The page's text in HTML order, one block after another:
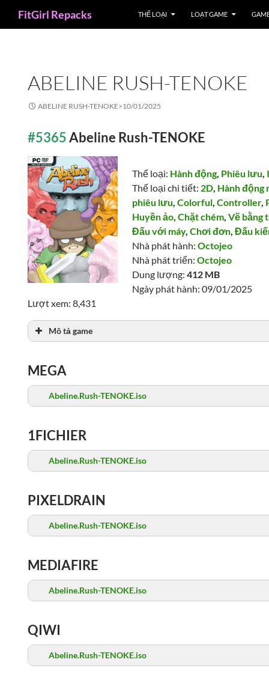
FitGirl Repacks THỂ LOẠI LOẠT GAME
ABELINE RUSH-TENOKE
ABELINE RUSH-TENOKE>10/01/2025
#5365Abeline Rush-TENOKE
Thể loại: Hành động, Phiêu lưu,
Thể loại chi tiết: 2D, Hành động
phiêu lưu,Colorful,Controller,
Huyền ảo,Chặt chém,Vẽ bằng
Đấu với máy,Chơi đơn,Đấu
Nhà phát hành:Octojeo
Nhà phát triển:Octojeo
Dung lượng:412 MB
Ngày phát hành: 09/01/2025
Lượt xem: 8,431
Mô tả game
MEGA
Abeline.Rush-TENOKE.iso
1FICHIER
Abeline.Rush-TENOKE.iso
PIXELDRAIN
Abeline.Rush-TENOKE.iso
MEDIAFIRE
Abeline.Rush-TENOKE.iso
QIWI
Abeline.Rush-TENOKE.iso